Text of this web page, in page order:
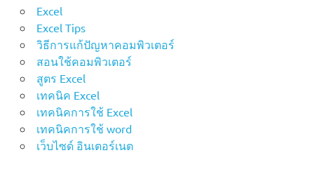
Excel
Excel Tips
วิธีการแก้ปัญหาคอมพิวเตอร์
สอนใช้คอมพิวเตอร์
สูตร Excel
เทคนิค Excel
เทคนิคการใช้ Excel
เทคนิคการใช้ word
เว็บไซด์ อินเตอร์เนต